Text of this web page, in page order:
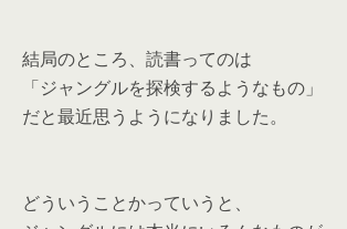
結局のところ、読書ってのは
「ジャングルを探検するようなもの」
だと最近思うようになりました。
どういうことかっていうと、